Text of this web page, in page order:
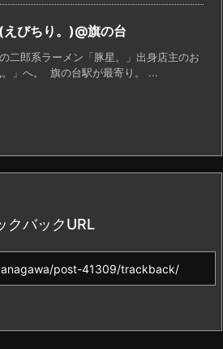
えびちり。)@旗の台
二郎系ラーメン「豚星。」出身店主のお
。」へ。 旗の台駅が最寄り。 ...
クバックURL